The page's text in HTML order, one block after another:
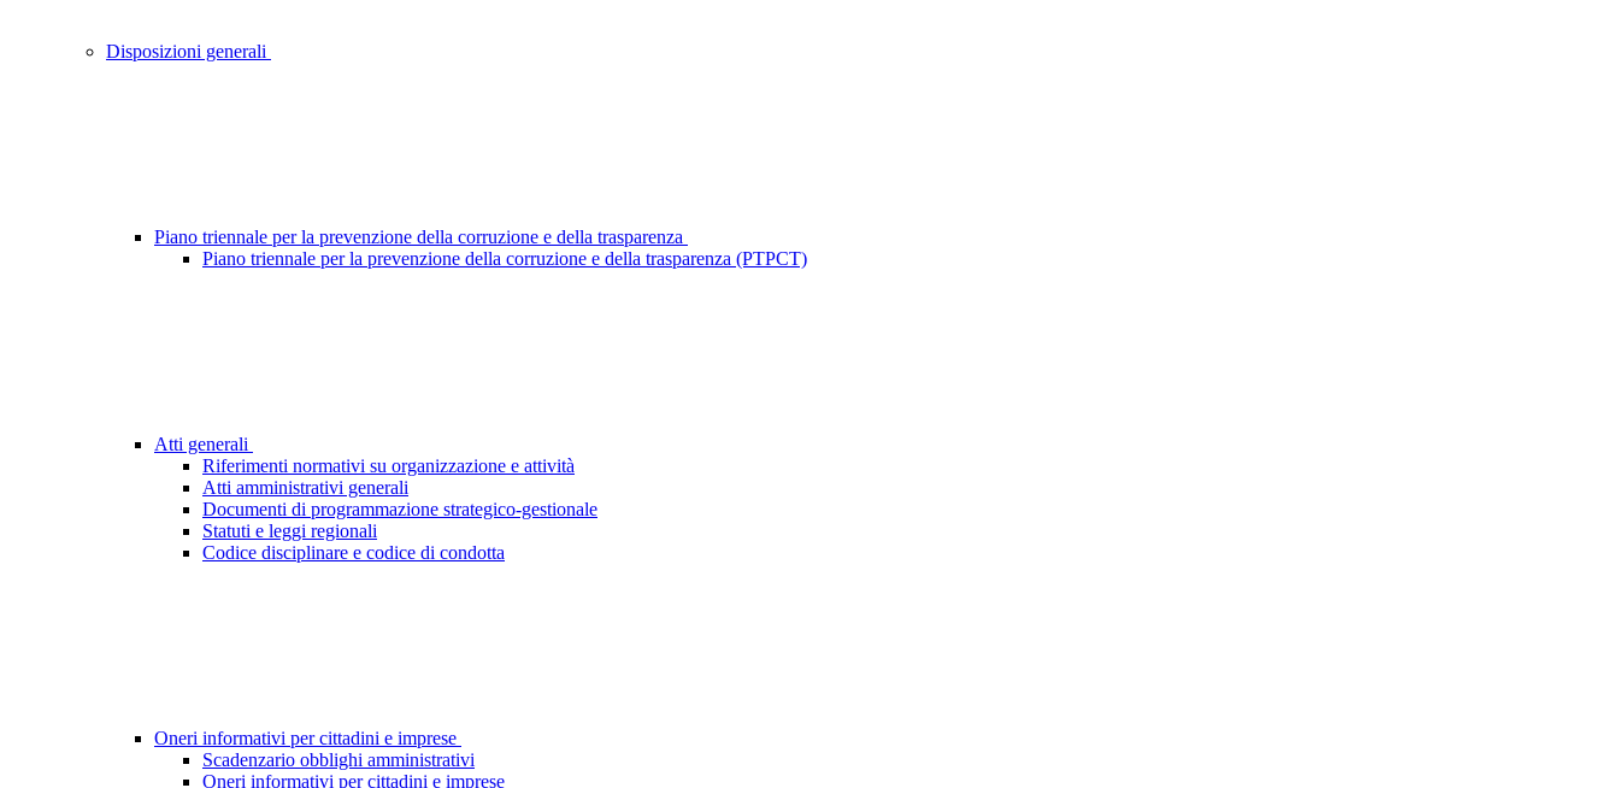
Disposizioni generali
Piano triennale per la prevenzione della corruzione e della trasparenza
Piano triennale per la prevenzione della corruzione e della trasparenza (PTPCT)
Atti generali
Riferimenti normativi su organizzazione e attività
Atti amministrativi generali
Documenti di programmazione strategico-gestionale
Statuti e leggi regionali
Codice disciplinare e codice di condotta
Oneri informativi per cittadini e imprese
Scadenzario obblighi amministrativi
Oneri informativi per cittadini e imprese